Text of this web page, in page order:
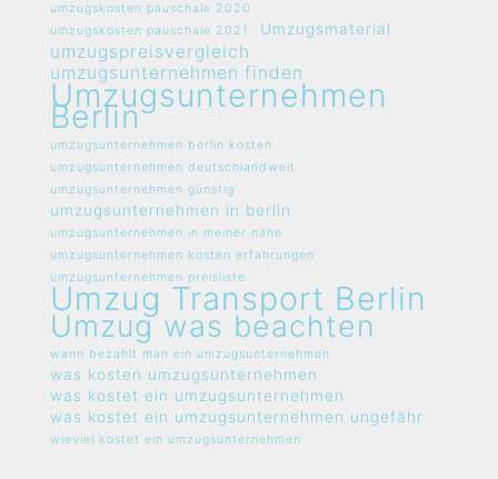
umzugskosten pauschale 2020
umzugskosten pauschale 2021
Umzugsmaterial
umzugspreisvergleich
umzugsunternehmen finden
Umzugsunternehmen
Berlin
umzugsunternehmen berlin kosten
umzugsunternehmen deutschlandweit
umzugsunternehmen günstig
umzugsunternehmen in berlin
umzugsunternehmen in meiner nähe
umzugsunternehmen kosten erfahrungen
umzugsunternehmen preisliste
Umzug Transport Berlin
Umzug was beachten
wann bezahlt man ein umzugsunternehmen
was kosten umzugsunternehmen
was kostet ein umzugsunternehmen
was kostet ein umzugsunternehmen ungefähr
wieviel kostet ein umzugsunternehmen